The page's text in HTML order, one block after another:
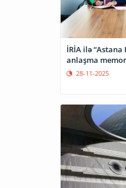
İRİA ilə “Astana
anlaşma
28-11-2025